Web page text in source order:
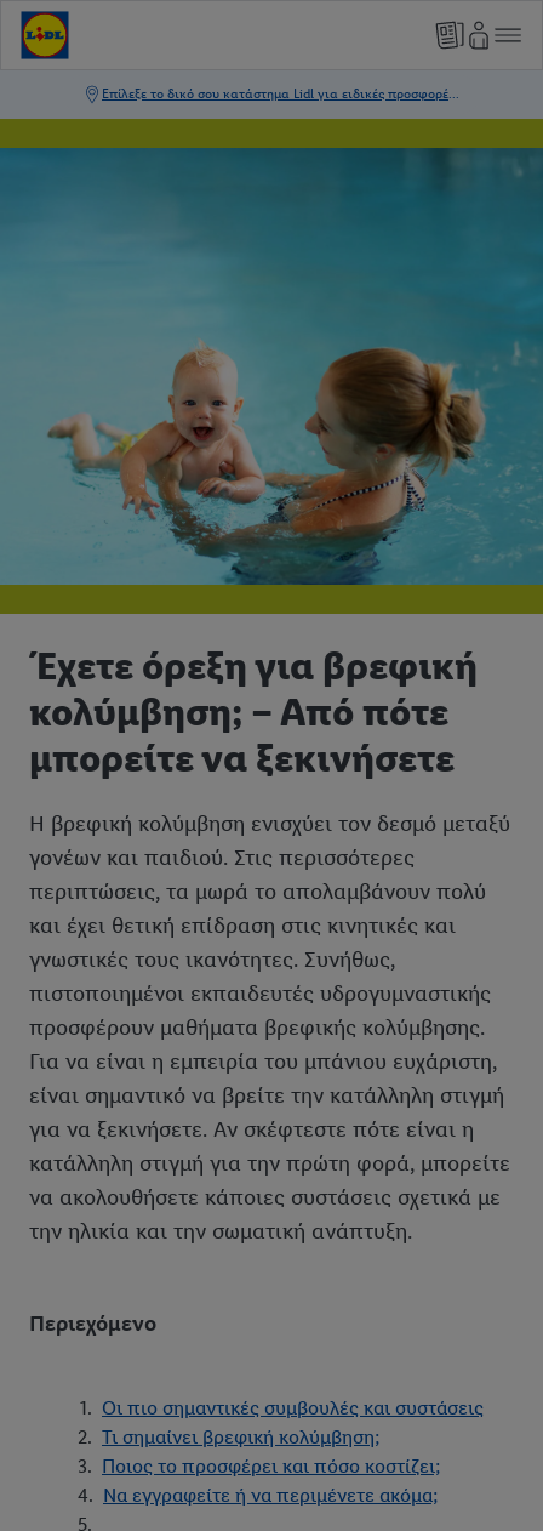
Έχετε όρεξη για βρεφική
κολύμβηση; – Από πότε
μπορείτε να ξεκινήσετε
Η βρεφική κολύμβηση ενισχύει τον δεσμό μεταξύ
γονέων και παιδιού. Στις περισσότερες
περιπτώσεις, τα μωρά το απολαμβάνουν πολύ
και έχει θετική επίδραση στις κινητικές και
γνωστικές τους ικανότητες. Συνήθως,
πιστοποιημένοι εκπαιδευτές υδρογυμναστικής
προσφέρουν μαθήματα βρεφικής κολύμβησης.
Για να είναι η εμπειρία του μπάνιου ευχάριστη,
είναι σημαντικό να βρείτε την κατάλληλη στιγμή
για να ξεκινήσετε. Αν σκέφτεστε πότε είναι η
κατάλληλη στιγμή για την πρώτη φορά, μπορείτε
να ακολουθήσετε κάποιες συστάσεις σχετικά με
την ηλικία και την σωματική ανάπτυξη.
Περιεχόμενο
Οι πιο σημαντικές συμβουλές και συστάσεις
Τι σημαίνει βρεφική κολύμβηση;
Ποιος το προσφέρει και πόσο κοστίζει;
Να εγγραφείτε ή να περιμένετε ακόμα;